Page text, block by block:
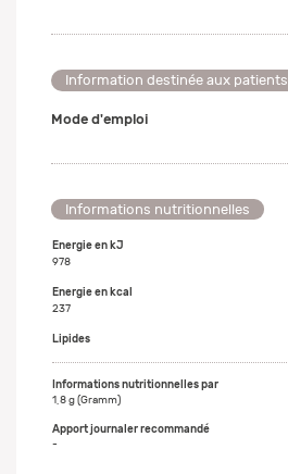
Information destinée aux patients
Mode d'emploi
Informations nutritionnelles
Energie en kJ
978
Energie en kcal
237
Lipides
1,8 g (Gramm)
-